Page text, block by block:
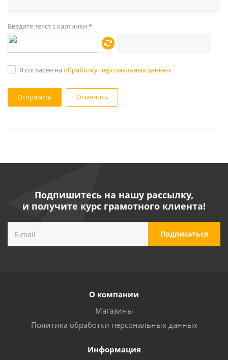
Введите текст с картинки *
Я согласен на обработку персональных данных
Отменить
Подпишитесь на нашу рассылку,
и получите курс грамотного клиента!
О компании
Магазины
Политика обработки персональных данных
Информация